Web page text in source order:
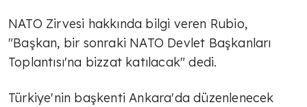
NATO Zirvesi hakkında bilgi veren Rubio,
"Başkan, bir sonraki NATO Devlet Başkanları
Toplantısı'na bizzat katılacak" dedi.
Türkiye'nin başkenti Ankara'da düzenlenecek